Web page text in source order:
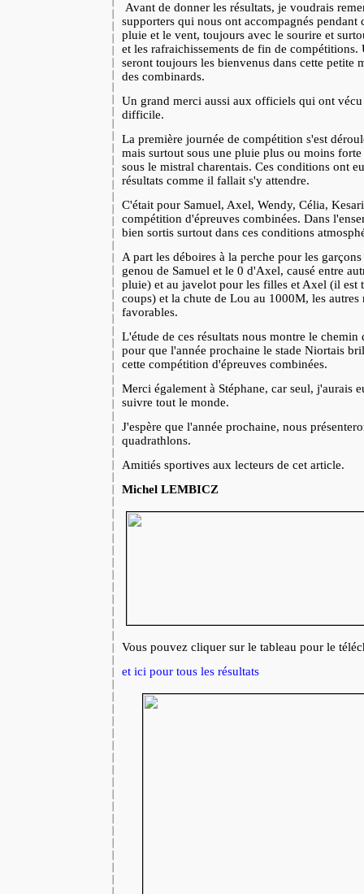
Avant de donner les résultats, je voudrais
supporters qui nous ont accompagnés pendant
pluie et le vent, toujours avec le sourire et
et les rafraichissements de fin de
seront toujours les bienvenus dans cette petite
des combinards.
Un grand merci aussi aux officiels qui ont
difficile.
La première journée de compétition s'est
mais surtout sous une pluie plus ou moins
sous le mistral charentais. Ces conditions ont
résultats comme il fallait s'y attendre.
C'était pour Samuel, Axel, Wendy, Célia,
compétition d'épreuves combinées. Dans
bien sortis surtout dans ces conditions
A part les déboires à la perche pour les
genou de Samuel et le 0 d'Axel, causé entre
pluie) et au javelot pour les filles et Axel (il est
coups) et la chute de Lou au 1000M, les autres
favorables.
L'étude de ces résultats nous montre le
pour que l'année prochaine le stade Niortais
cette compétition d'épreuves combinées.
Merci également à Stéphane, car seul, j'aurais
suivre tout le monde.
J'espère que l'année prochaine, nous
quadrathlons.
Amitiés sportives aux lecteurs de cet article.
Michel LEMBICZ
Vous pouvez cliquer sur le tableau pour le
et ici pour tous les résultats